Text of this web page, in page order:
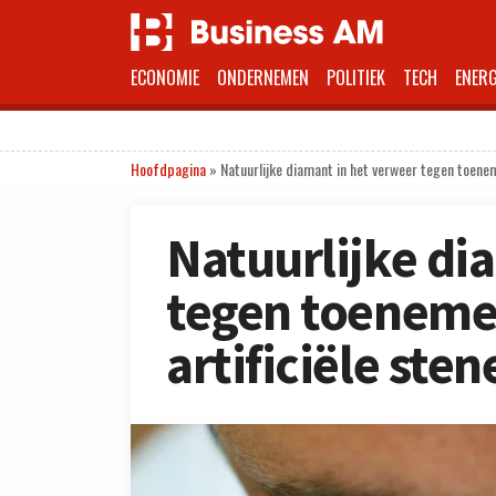
ECONOMIE ONDERNEMEN POLITIEK TECH
Hoofdpagina» Natuurlijke diamant in het verweer tegen
Natuurlijke
tegen
artificiële